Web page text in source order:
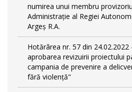
numirea unui membru
Administrație al Regiei
Argeș R.A.
Hotărârea nr. 57 din
aprobarea revizuirii proiectului
campania de prevenire a
fără violență"